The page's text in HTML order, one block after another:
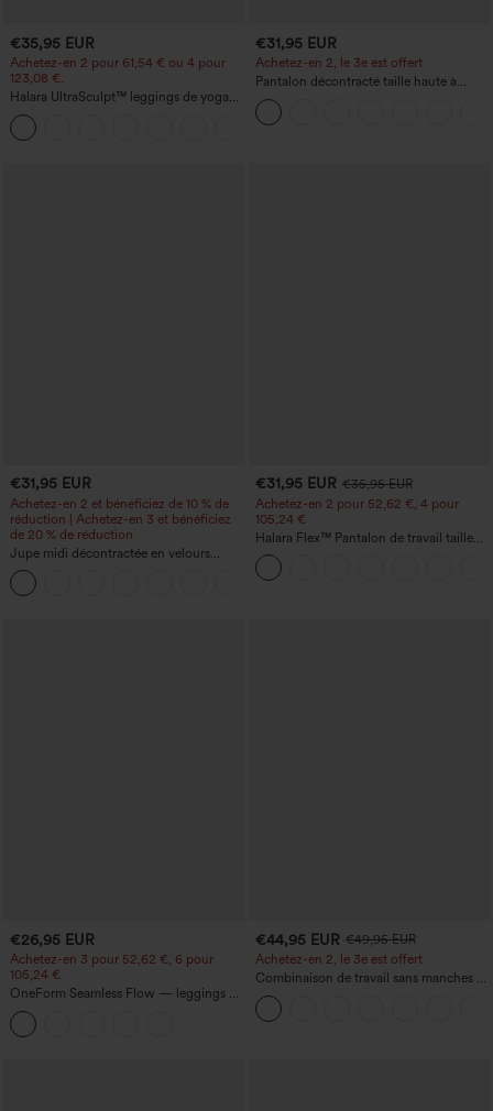
€35,95 EUR
Achetez-en 2 pour 61,54 € ou 4 pour
123,08 €.
Halara UltraSculpt™ leggings de yoga
taille haute, gainants avec contrôle du
ventre, coupe bootcut, à poches
€31,95 EUR
Achetez-en 2, le 3e est offert
Pantalon décontracté taille haute à
cordon, coupe large en mélange de lin,
avec poches
€31,95 EUR
Achetez-en 2 et bénéficiez de 10 % de
réduction | Achetez-en 3 et bénéficiez
de 20 % de réduction
Jupe midi décontractée en velours
côtelé, taille mi-haute, poches avant
latérales à rabat
€31,95 EUR €35,95 EUR
Achetez-en 2 pour 52,62 €, 4 pour
105,24 €
Halara Flex™ Pantalon de travail taille
haute sculptant la silhouette, gainant la
taille, avec poches, jambe large en
micro-gaufre
€26,95 EUR
Achetez-en 3 pour 52,62 €, 6 pour
105,24 €
OneForm Seamless Flow — leggings de
yoga sans coutures, taille mi-haute, effet
gainant pour le ventre et liftant pour les
fesses
€44,95 EUR €49,95 EUR
Achetez-en 2, le 3e est offert
Combinaison de travail sans manches à
encolure bateau, côtés noués, toucher
frais, rayée, avec poches — Édition Easy
Peezy